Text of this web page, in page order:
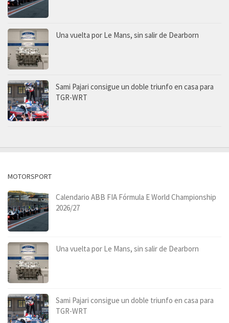
Una vuelta por Le Mans, sin salir de Dearborn
Sami Pajari consigue un doble triunfo en casa para
TGR-WRT
MOTORSPORT
Calendario ABB FIA Fórmula E World Championship
2026/27
Una vuelta por Le Mans, sin salir de Dearborn
Sami Pajari consigue un doble triunfo en casa para
TGR-WRT